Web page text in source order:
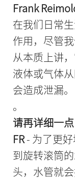
Frank
在我们日常
作用，尽管
从本质上讲
液体或气体
会造成泄漏。
。
请再详细一点
FR- 为了更
到旋转滚筒
头，水管就